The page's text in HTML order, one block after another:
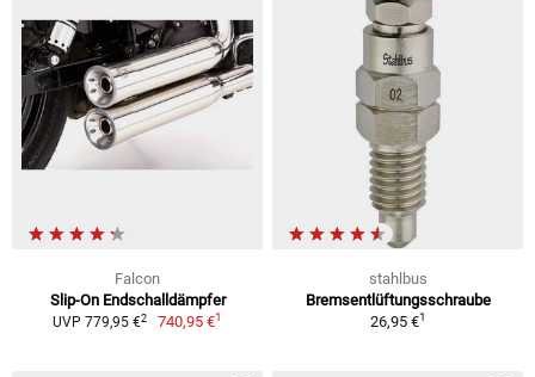
Falcon
Slip-On Endschalldämpfer
UVP 779,95 €2 740,95 €1
stahlbus
Bremsentlüftungsschraube
26,95 €1